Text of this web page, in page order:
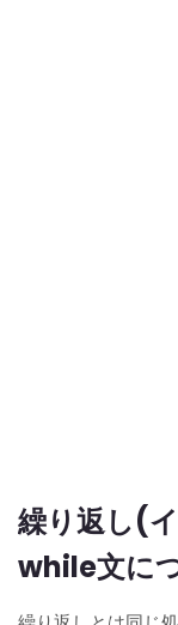
繰り返し(
while文に